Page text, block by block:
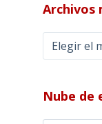
Archivos
Archivos
mensuales
Nube de